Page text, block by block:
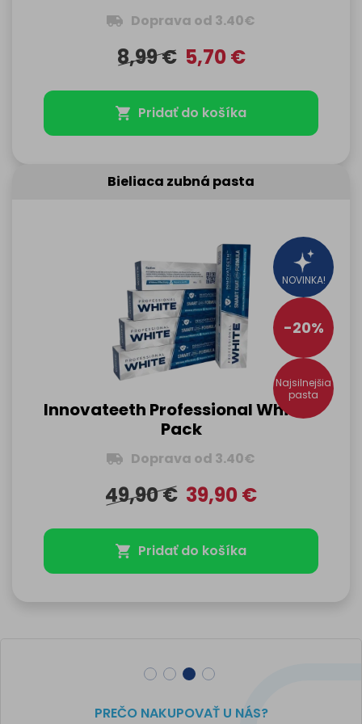
Doprava od 3.40€
8,99€ 5,70 €
Pridať do košíka
Bieliaca zubná pasta
NOVINKA!
-20%
Najsilnejšia
pasta
Innovateeth Professional White 5
Pack
Doprava od 3.40€
49,90€ 39,90 €
Pridať do košíka
PREČO NAKUPOVAŤ U NÁS?